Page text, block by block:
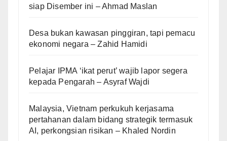
siap Disember ini – Ahmad Maslan
Desa bukan kawasan pinggiran, tapi pemacu
ekonomi negara – Zahid Hamidi
Pelajar IPMA ‘ikat perut’ wajib lapor segera
kepada Pengarah – Asyraf Wajdi
Malaysia, Vietnam perkukuh kerjasama
pertahanan dalam bidang strategik termasuk
AI, perkongsian risikan – Khaled Nordin